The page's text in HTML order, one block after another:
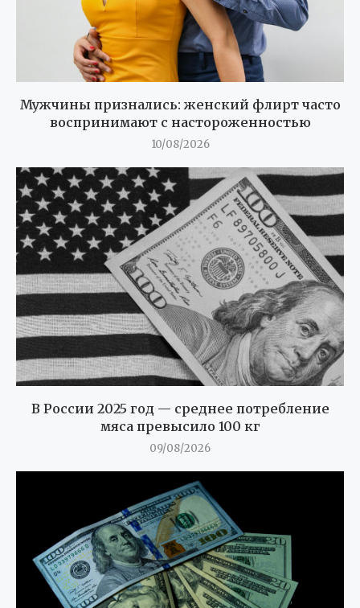
Мужчины признались: женский флирт часто
воспринимают с настороженностью
10/08/2026
В России 2025 год — среднее потребление
мяса превысило 100 кг
09/08/2026